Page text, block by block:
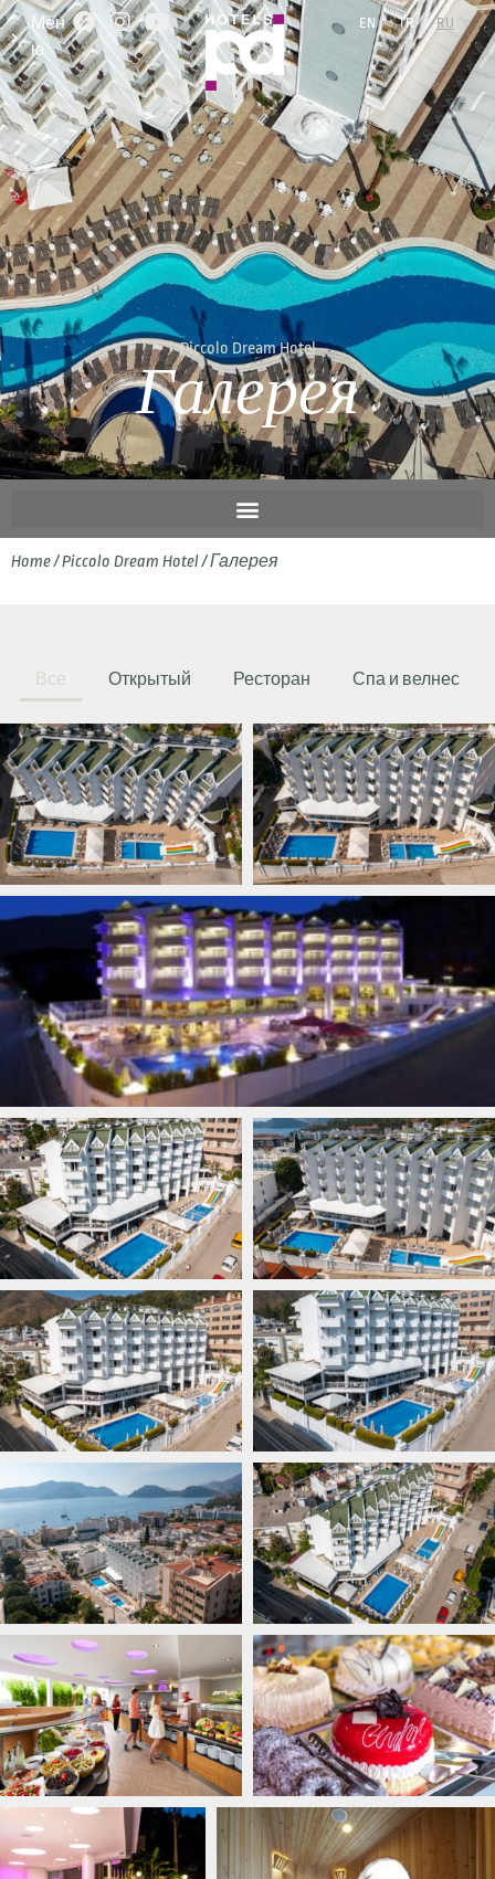
Мен
ю
EN TR RU
Piccolo Dream Hotel
Галерея
Home/Piccolo Dream Hotel/Галерея
Все Открытый Ресторан Спа и велнес